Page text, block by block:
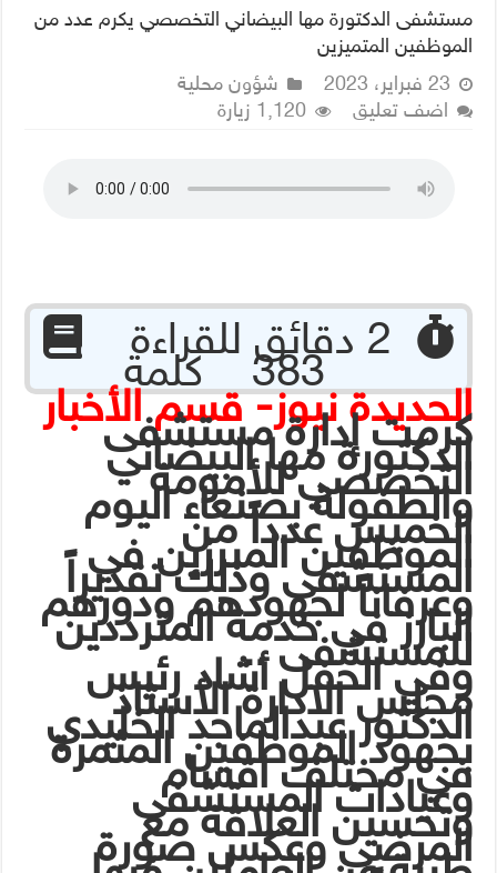
مستشفى الدكتورة مها البيضاني التخصصي يكرم عدد من
الموظفين المتميزين
23 فبراير، 2023
شؤون محلية
اضف تعليق
1,120 زيارة
383 كلمة
الحديدة نيوز- قسم الأخبار
كرمت إدارة مستشفى
الدكتورة مها البيضاني
التخصصي للأمومة
والطفولة بصنعاء اليوم
الخميس عدداً من
الموظفين المبرزين في
المستشفى وذلك تقديراً
وعرفاناً لجهودهم ودورهم
البارز في خدمة المترددين
للمستشفى ..
وفي الحفل أشاد رئيس
مجلس الادارة الأستاذ
الدكتور عبدالماجد الخليدي
بجهود الموظفين المثمرة
في مختلف اقسام
وعيادات المستشفى
وتحسين العلاقة مع
المرضى وعكس صورة